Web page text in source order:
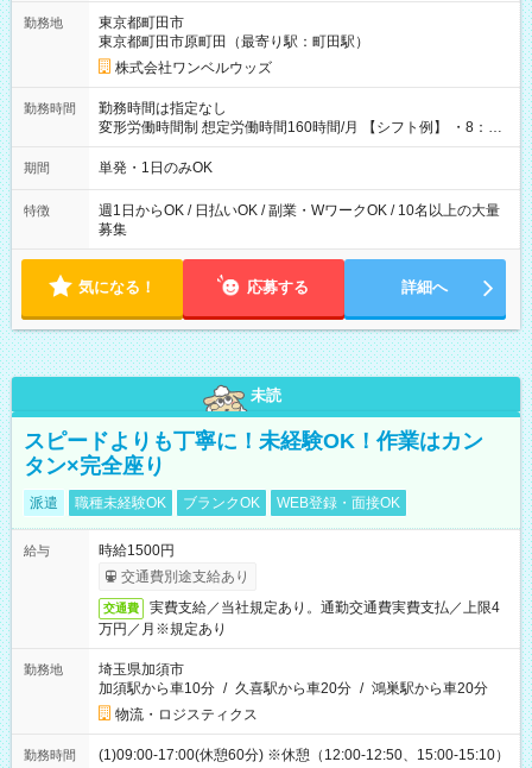
勤務地
東京都町田市
東京都町田市原町田（最寄り駅：町田駅）
株式会社ワンベルウッズ
勤務時間
勤務時間は指定なし
変形労働時間制 想定労働時間160時間/月 【シフト例】 ・8：00
～21：00
期間 単発・1日のみOK
特徴
週1日からOK / 日払いOK / 副業・WワークOK / 10名以上の大量
募集
気になる！ 応募する 詳細へ
未読
スピードよりも丁寧に！未経験OK！作業はカン
タン×完全座り
派遣 職種未経験OK ブランクOK WEB登録・面接OK
給与
時給1500円
交通費別途支給あり
交通費
実費支給／当社規定あり。通勤交通費実費支払／上限4
万円／月※規定あり
勤務地
埼玉県加須市
加須駅から車10分 / 久喜駅から車20分 / 鴻巣駅から車20分
物流・ロジスティクス
勤務時間 (1)09:00-17:00(休憩60分) ※休憩（12:00-12:50、15:00-15:10）